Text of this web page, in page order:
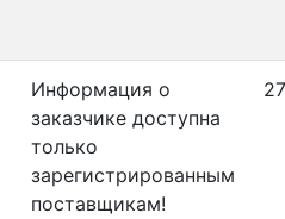
Информация о
заказчике доступна
только
зарегистрированным
поставщикам!